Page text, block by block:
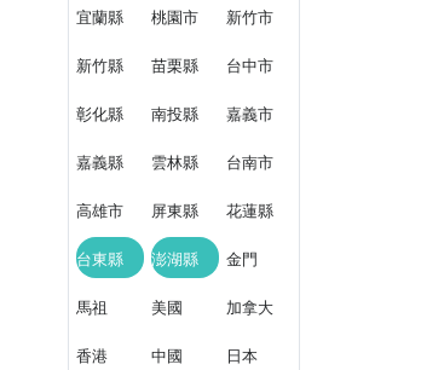
宜蘭縣 桃園市 新竹市
新竹縣 苗栗縣 台中市
彰化縣 南投縣 嘉義市
嘉義縣 雲林縣 台南市
高雄市 屏東縣 花蓮縣
台東縣 澎湖縣 金門
馬祖 美國 加拿大
香港 中國 日本